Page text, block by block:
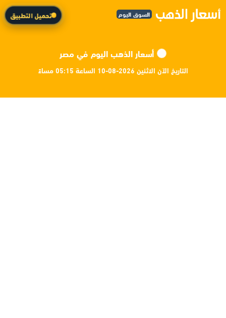
السوق اليوم تحميل التطبيق
أسعار الذهب اليوم في مصر
التاريخ الآن الاثنين 2026-08-10 الساعة 05:15 مساءً